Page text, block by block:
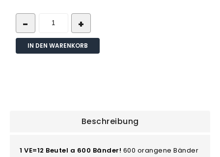
IN DEN WARENKORB
Beschreibung
1 VE=12 Beutel a 600 Bänder! 600 orangene Bänder